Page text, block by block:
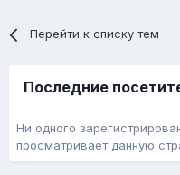
Перейти к списку тем
Последние
Ни одного
просматривает данную